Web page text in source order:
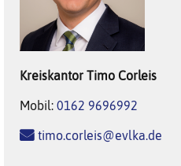
Kreiskantor Timo Corleis
Mobil: 0162 9696992
timo.corleis@evlka.de